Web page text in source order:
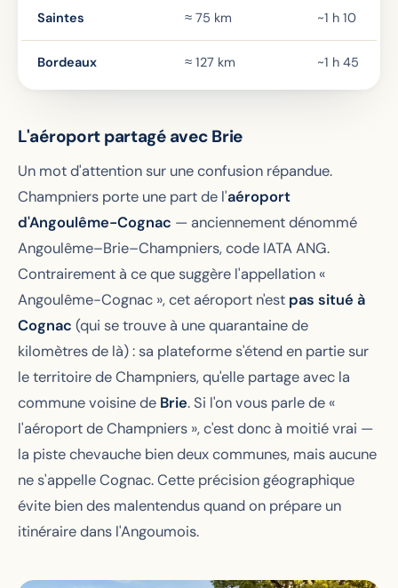
Saintes ≈ 75 km ~1 h 10
Bordeaux ≈ 127 km ~1 h 45
L'aéroport partagé avec Brie
Un mot d'attention sur une confusion répandue.
Champniers porte une part de l'aéroport
d'Angoulême-Cognac — anciennement dénommé
Angoulême–Brie–Champniers, code IATA ANG.
Contrairement à ce que suggère l'appellation «
Angoulême-Cognac », cet aéroport n'est pas situé à
Cognac (qui se trouve à une quarantaine de
kilomètres de là) : sa plateforme s'étend en partie sur
le territoire de Champniers, qu'elle partage avec la
commune voisine de Brie. Si l'on vous parle de «
l'aéroport de Champniers », c'est donc à moitié vrai —
la piste chevauche bien deux communes, mais aucune
ne s'appelle Cognac. Cette précision géographique
évite bien des malentendus quand on prépare un
itinéraire dans l'Angoumois.